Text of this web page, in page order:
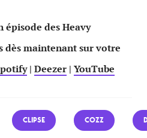
épisode des Heavy
dès maintenant sur votre
| Deezer | YouTube
CLIPSE COZZ